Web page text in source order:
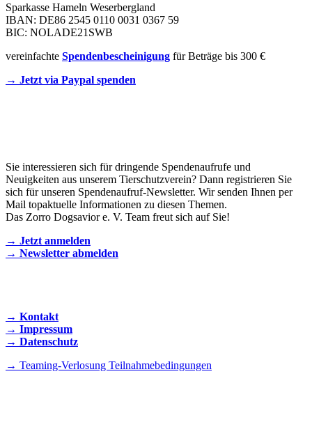
Sparkasse Hameln Weserbergland
IBAN: DE86 2545 0110 0031 0367 59
BIC: NOLADE21SWB
vereinfachte Spendenbescheinigung für Beträge bis 300 €
→ Jetzt via Paypal spenden
Sie interessieren sich für dringende Spendenaufrufe und
Neuigkeiten aus unserem Tierschutzverein? Dann registrieren Sie
sich für unseren Spendenaufruf-Newsletter. Wir senden Ihnen per
Mail topaktuelle Informationen zu diesen Themen.
Das Zorro Dogsavior e. V. Team freut sich auf Sie!
→ Jetzt anmelden
→ Newsletter abmelden
→ Kontakt
→ Impressum
→ Datenschutz
→ Teaming-Verlosung Teilnahmebedingungen